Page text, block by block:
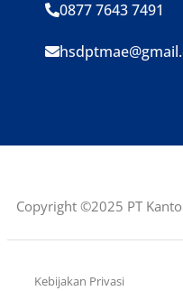
0877 7643 7491
Copyright ©2025 PT
Kebijakan Privasi